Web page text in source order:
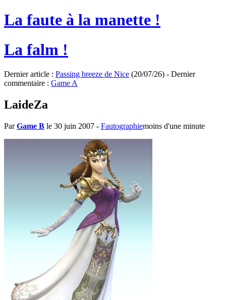
La faute à la manette !
La falm !
Dernier article : Passing breeze de Nice (20/07/26) - Dernier
commentaire : Game A
LaideZa
ParGame B le 30 juin 2007 - Fautographiemoins d'une minute